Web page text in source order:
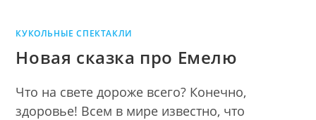
КУКОЛЬНЫЕ СПЕКТАКЛИ
Новая сказка про Емелю
Что на свете дороже всего? Конечно,
здоровье! Всем в мире известно, что